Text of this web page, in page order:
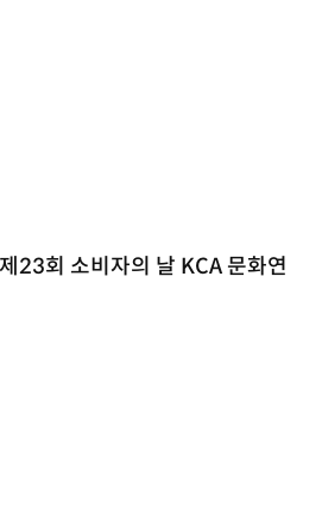
23회 소비자의 날 KCA 문화연